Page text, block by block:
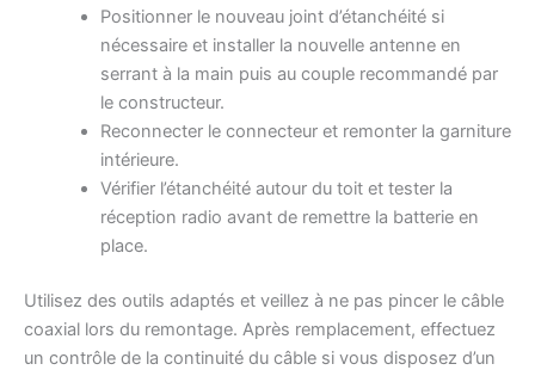
Positionner le nouveau joint d’étanchéité si
nécessaire et installer la nouvelle antenne en
serrant à la main puis au couple recommandé par
le constructeur.
Reconnecter le connecteur et remonter la garniture
intérieure.
Vérifier l’étanchéité autour du toit et tester la
réception radio avant de remettre la batterie en
place.
Utilisez des outils adaptés et veillez à ne pas pincer le câble
coaxial lors du remontage. Après remplacement, effectuez
un contrôle de la continuité du câble si vous disposez d’un